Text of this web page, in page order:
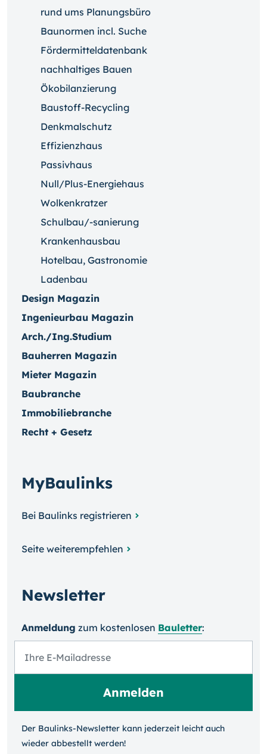
rund ums Planungsbüro
Baunormen incl. Suche
Fördermitteldatenbank
nachhaltiges Bauen
Ökobilanzierung
Baustoff-Recycling
Denkmalschutz
Effizienzhaus
Passivhaus
Null/Plus-Energiehaus
Wolkenkratzer
Schulbau/-sanierung
Krankenhausbau
Hotelbau, Gastronomie
Ladenbau
Design Magazin
Ingenieurbau Magazin
Arch./Ing.Studium
Bauherren Magazin
Mieter Magazin
Baubranche
Immobiliebranche
Recht + Gesetz
MyBaulinks
Bei Baulinks registrieren
Seite weiterempfehlen
Newsletter
Anmeldung zum kosten­losen Bauletter:
Der Baulinks-Newsletter kann jeder­zeit leicht auch
wieder ab­bestellt werden!